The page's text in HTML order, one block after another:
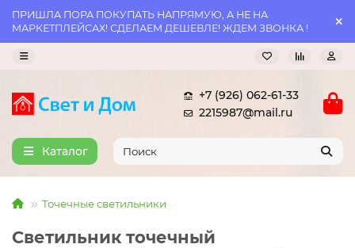
ПРИШЛА ПОРА ПОКУПАТЬ НАПРЯМУЮ, А НЕ НА
МАРКЕТПЛЕЙСАХ! СДЕЛАЕМ ДЕШЕВЛЕ! ЖДЕМ ЗВОНКА !
+7 (926) 062-61-33
2215987@mail.ru
Каталог
Точечные светильники
Светильник точечный